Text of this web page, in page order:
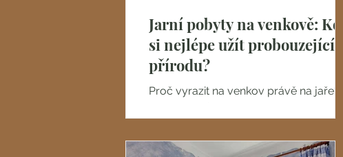
Jarní pobyty na venkově: Kde
si nejlépe užít probouzející se
přírodu?
Proč vyrazit na venkov právě na jaře?
pro výlety do přírody....